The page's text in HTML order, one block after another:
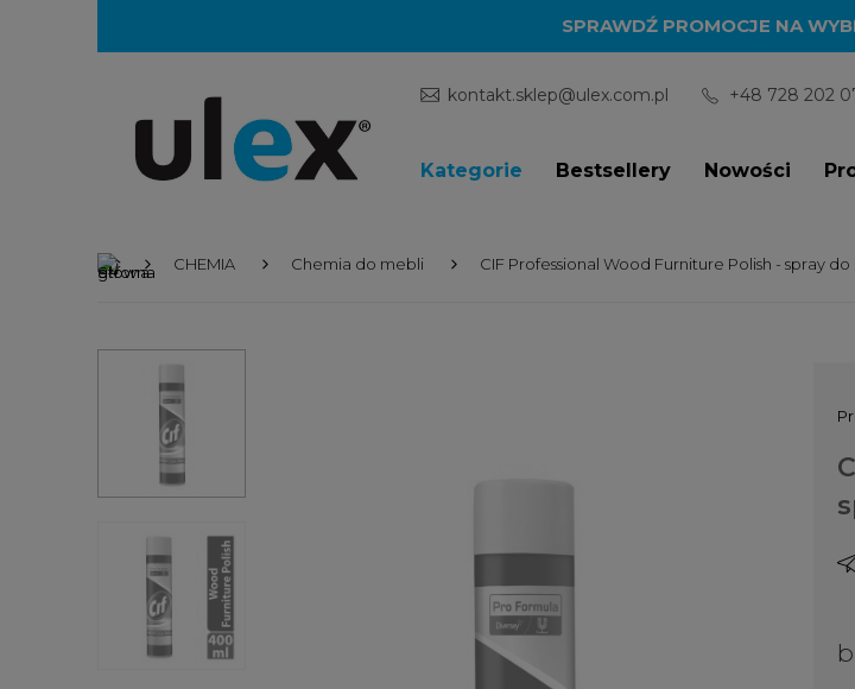
SPRAWDŹ PROMOCJE NA
kontakt.sklep@ulex.com.pl +48 728 202
Kategorie Bestsellery Nowości
CHEMIA Chemia do mebli CIF Professional Wood Furniture Polish - spray